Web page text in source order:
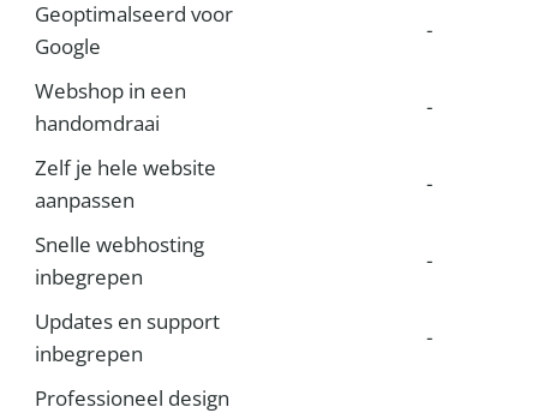
Geoptimalseerd voor
Google
-
Webshop in een
handomdraai
-
Zelf je hele website
aanpassen
-
Snelle webhosting
inbegrepen
-
Updates en support
inbegrepen
-
Professioneel design